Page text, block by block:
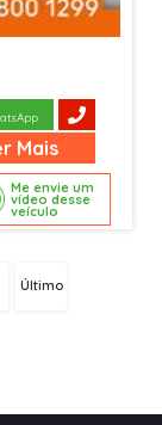
Me envie um
vídeo desse
veículo
Mais
Último